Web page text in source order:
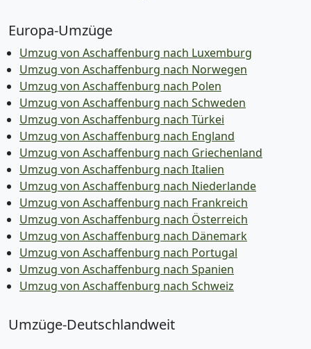
Europa-Umzüge
Umzug von Aschaffenburg nach Luxemburg
Umzug von Aschaffenburg nach Norwegen
Umzug von Aschaffenburg nach Polen
Umzug von Aschaffenburg nach Schweden
Umzug von Aschaffenburg nach Türkei
Umzug von Aschaffenburg nach England
Umzug von Aschaffenburg nach Griechenland
Umzug von Aschaffenburg nach Italien
Umzug von Aschaffenburg nach Niederlande
Umzug von Aschaffenburg nach Frankreich
Umzug von Aschaffenburg nach Österreich
Umzug von Aschaffenburg nach Dänemark
Umzug von Aschaffenburg nach Portugal
Umzug von Aschaffenburg nach Spanien
Umzug von Aschaffenburg nach Schweiz
Umzüge-Deutschlandweit